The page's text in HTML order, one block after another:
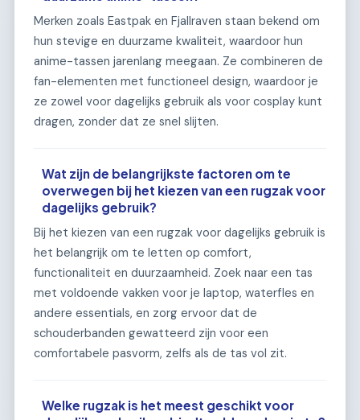
Merken zoals Eastpak en Fjallraven staan bekend om
hun stevige en duurzame kwaliteit, waardoor hun
anime-tassen jarenlang meegaan. Ze combineren de
fan-elementen met functioneel design, waardoor je
ze zowel voor dagelijks gebruik als voor cosplay kunt
dragen, zonder dat ze snel slijten.
Wat zijn de belangrijkste factoren om te
overwegen bij het kiezen van een rugzak voor
dagelijks gebruik?
Bij het kiezen van een rugzak voor dagelijks gebruik is
het belangrijk om te letten op comfort,
functionaliteit en duurzaamheid. Zoek naar een tas
met voldoende vakken voor je laptop, waterfles en
andere essentials, en zorg ervoor dat de
schouderbanden gewatteerd zijn voor een
comfortabele pasvorm, zelfs als de tas vol zit.
Welke rugzak is het meest geschikt voor